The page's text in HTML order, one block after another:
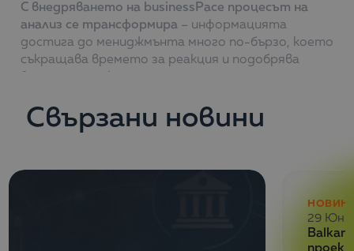
анализ се трансформира– информацията
достига до мениджмънта много по-бързо, което
съкращава времето за реакция и подобрява
вътрешната координация.
Свързани новини
29 Юни
Balkan